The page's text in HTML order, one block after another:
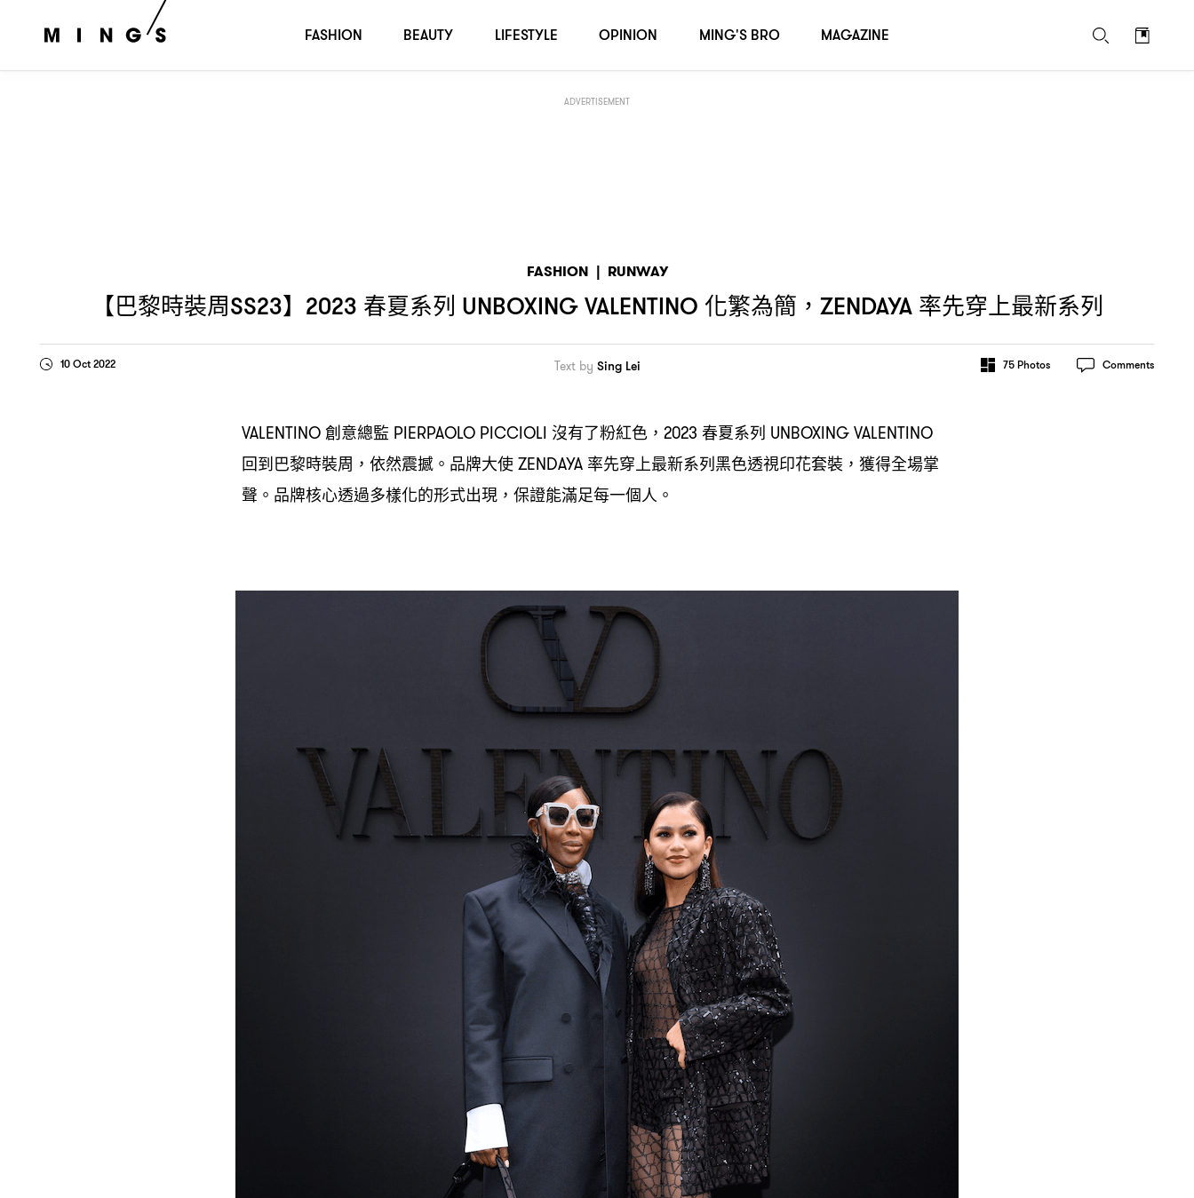
ADVERTISEMENT
FASHION | RUNWAY
【巴黎時裝周SS23】 2023 春夏系列 UNBOXING VALENTINO 化繁為簡 ，ZENDAYA 率先穿上最新系列
10 Oct 2022 Text by Sing Lei 75Photos Comments
VALENTINO創意總監 PIERPAOLO PICCIOLI 沒有了粉紅色 ，2023 春夏系列 UNBOXING VALENTINO
回到巴黎時裝周 ， 依然震撼。品牌大使ZENDAYA 率先穿上最新系列黑色透視印花套裝 ， 獲得全場掌
聲。品牌核心透過多樣化的形式出現 ， 保證能滿足每一個人。
FASHION BEAUTY LIFESTYLE OPINION MING'S BRO MAGAZINE
【巴黎時裝周SS23 UNBOXING VALENTINO ，ZENDAYA